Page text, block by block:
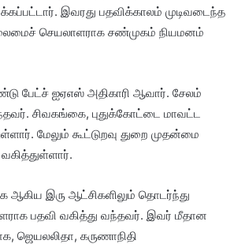
இவரது பதவிக்காலம் முடிவடைந்த
செயலாளராக சண்முகம் நியமனம்
பேட்ச் ஐஏஎஸ் அதிகாரி ஆவார். சேலம்
சிவகங்கை, புதுக்கோட்டை மாவட்ட
மேலும் கூட்டுறவு துறை முதன்மை
ஆகிய இரு ஆட்சிகளிலும் தொடர்ந்து
பதவி வகித்து வந்தவர். இவர் மீதான
ஜெயலலிதா, கருணாநிதி